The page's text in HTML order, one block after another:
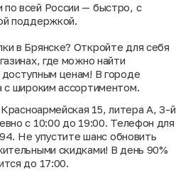
по всей России — быстро, с
поддержкой.
в Брянске? Откройте для себя
где можно найти
ценам! В городе
с широким ассортиментом.
15, литера А, 3-й
с 10:00 до 19:00. Телефон для
Не упустите шанс обновить
скидками! В день 90%
до 17:00.